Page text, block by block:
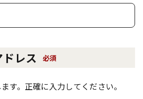
レス 必須
す。正確に入力してください。